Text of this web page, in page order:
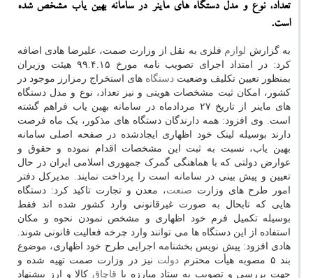
تعداد، نوع و مدل دستگاه های ماینر در سامانه بهین یاب مشخص شده
است.
به گزارش لوازم فلزی به نقل از وزارت صمت، علیرضا هادی اضافه
کرد: در امتداد اجرای تصویب نامه مورخ ۹۹.۴.۱۵ هیئت وزیران
بمنظور تعیین تکلیف وضعیت دستگاه های استخراج رمزارز موجود در
کشور، امکان ثبت مشخصات هویتی و نیز تعداد، نوع و مدل دستگاه
های ماینر از تاریخ ۲۷ مردادماه در سامانه بهین یاب فراهم گشته
است. وی افزود: همه دارندگان دستگاه های مذکور، یک ماه فرصت
دارند بوسیله لینک خود اظهاری ایجادشده در صفحه اصلی سامانه
بهین یاب، نسبت به ثبت این مشخصات اقدام نموده و حقوق و
عوارض دولتی که با هماهنگی گمرک جمهوری اسلامی ایران در حال
تعیین و پیش بینی در سامانه است را پرداخت نمایند. مدیرکل دفتر
امور طرح های وزارت صنعت، معدن و تجارت تاکید کرد: دستگاه
هایی که تابحال به صورت غیرقانونی وارد کشور شده اند فقط
بوسیله تکمیل فرم خود اظهاری و مشخص نمودن نحوه و مکان
استفاده از این دستگاه ها می توانند وارد چرخه فعالیت قانونی شوند.
هادی افزود: پیش نویس بخشنامه اجرایی طرح خود اظهاری، موضوع
بند ۵ مصوبه هیأت محترم
دولت نیز در وزارت صمت تهیه شده و
جهت بررسی و تصویب به ستاد مبارزه با قاچاق کالا و ارز پیشنهاد